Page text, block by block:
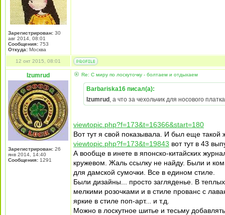
Зарегистрирован: 30
авг 2014, 08:01
Сообщения: 753
Откуда: Москва
12 окт 2015, 08:01
Izumrud
Зарегистрирован: 26
янв 2014, 14:40
Сообщения: 1291
Re: С миру по лоскуточку - болтаем и отдыхаем
Barbariska16 писал(а):
Izumrud , а что за чехольчик для носового
viewtopic.php?f=173&t=16366&start=180
Вот тут я свой показывала. И был еще
viewtopic.php?f=173&t=19843 вот тут в 43
А вообще в инете в японско-китайских
кружевом. Жаль ссылку не найду. Были и
для дамской сумочки. Все в едином стиле.
Были дизайны... просто загляденье. В
мелкими розочками и в стиле прованс с
яркие в стиле поп-арт... и т.д.
Можно в лоскутное шитье и тесьму